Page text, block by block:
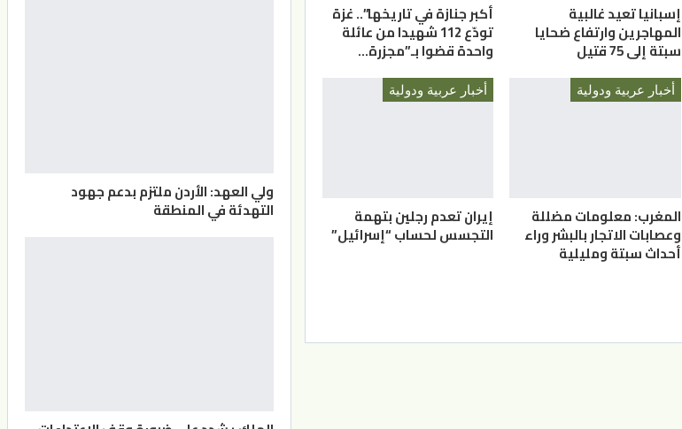
إسبانيا تعيد غالبية
المهاجرين وارتفاع ضحايا
سبتة إلى 75 قتيل
أكبر جنازة في تاريخها”.. غزة
تودّع 112 شهيدا من عائلة
واحدة قضوا بـ”مجزرة…
أخبار عربية ودولية
المغرب: معلومات مضللة
وعصابات الاتجار بالبشر وراء
أحداث سبتة ومليلية
أخبار عربية ودولية
إيران تعدم رجلين بتهمة
التجسس لحساب “إسرائيل”
ولي العهد: الأردن ملتزم بدعم جهود
التهدئة في المنطقة